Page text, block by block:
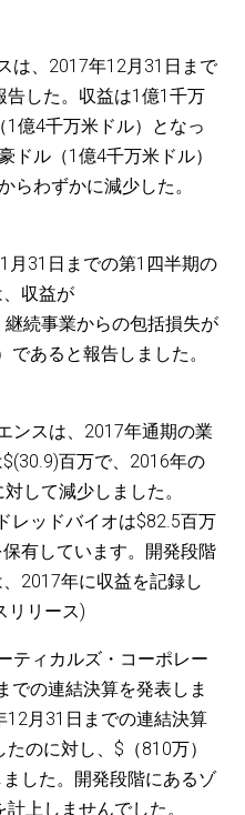
は、2017年12月31日まで
した。収益は1億1千万
1億4千万米ドル）となっ
ドル（1億4千万米ドル）
らわずかに減少した。
月31日までの第1四半期の
収益が
継続事業からの包括損失が
であると報告しました。
ンスは、2017年通期の業
百万で、2016年の
して減少しました。
レッドバイオは$82.5百万
有しています。開発段階
2017年に収益を記録し
リリース)
ティカルズ・コーポレー
での連結決算を発表しま
12月31日までの連結決算
のに対し、$（810万）
した。開発段階にあるゾ
上しませんでした。